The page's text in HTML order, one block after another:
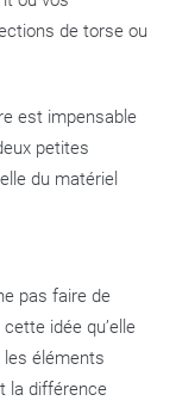
de torse ou
est impensable
petites
du matériel
pas faire de
idée qu’elle
éléments
la différence